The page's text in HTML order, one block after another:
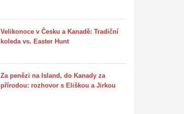
Velikonoce v Česku a Kanadě: Tradiční
koleda vs. Easter Hunt
Za penězi na Island, do Kanady za
přírodou: rozhovor s Eliškou a Jirkou